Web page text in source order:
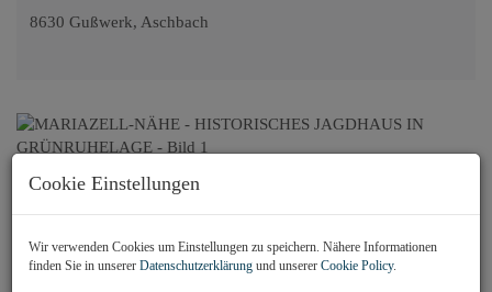
8630 Gußwerk, Aschbach
Cookie Einstellungen
Wir verwenden Cookies um Einstellungen zu speichern. Nähere Informationen
finden Sie in unserer Datenschutzerklärung und unserer Cookie Policy.